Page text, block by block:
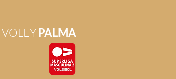
VOLEYPALMA